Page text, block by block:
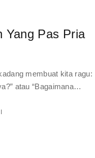
Yang Pas Pria
membuat kita ragu:
atau “Bagaimana…